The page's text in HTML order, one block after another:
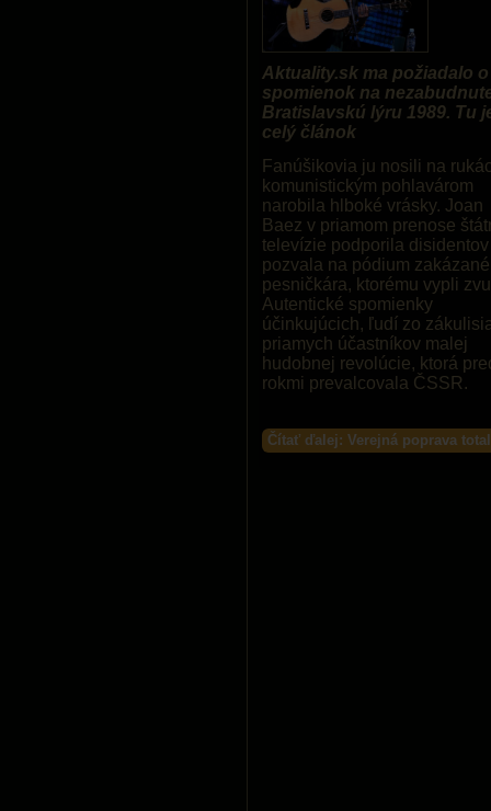
Aktuality.sk ma požiadalo
spomienok na
Bratislavskú lýru 1989. Tu
celý článok
Fanúšikovia ju nosili na
komunistickým pohlavárom
narobila hlboké vrásky. Joan
Baez v priamom prenose
televízie podporila
pozvala na pódium
pesničkára, ktorému vypli
Autentické spomienky
účinkujúcich, ľudí zo
priamych účastníkov malej
hudobnej revolúcie, ktorá
rokmi prevalcovala ČSSR.
Čítať ďalej: Verejná poprava